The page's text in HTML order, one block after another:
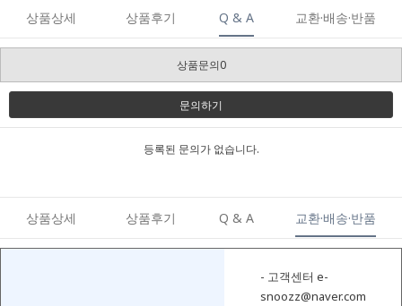
상품상세 상품후기 Q & A 교환·배송·반품
상품문의0
문의하기
등록된 문의가 없습니다.
상품상세 상품후기 Q & A 교환·배송·반품
- 고객센터 e-
snoozz@naver.com